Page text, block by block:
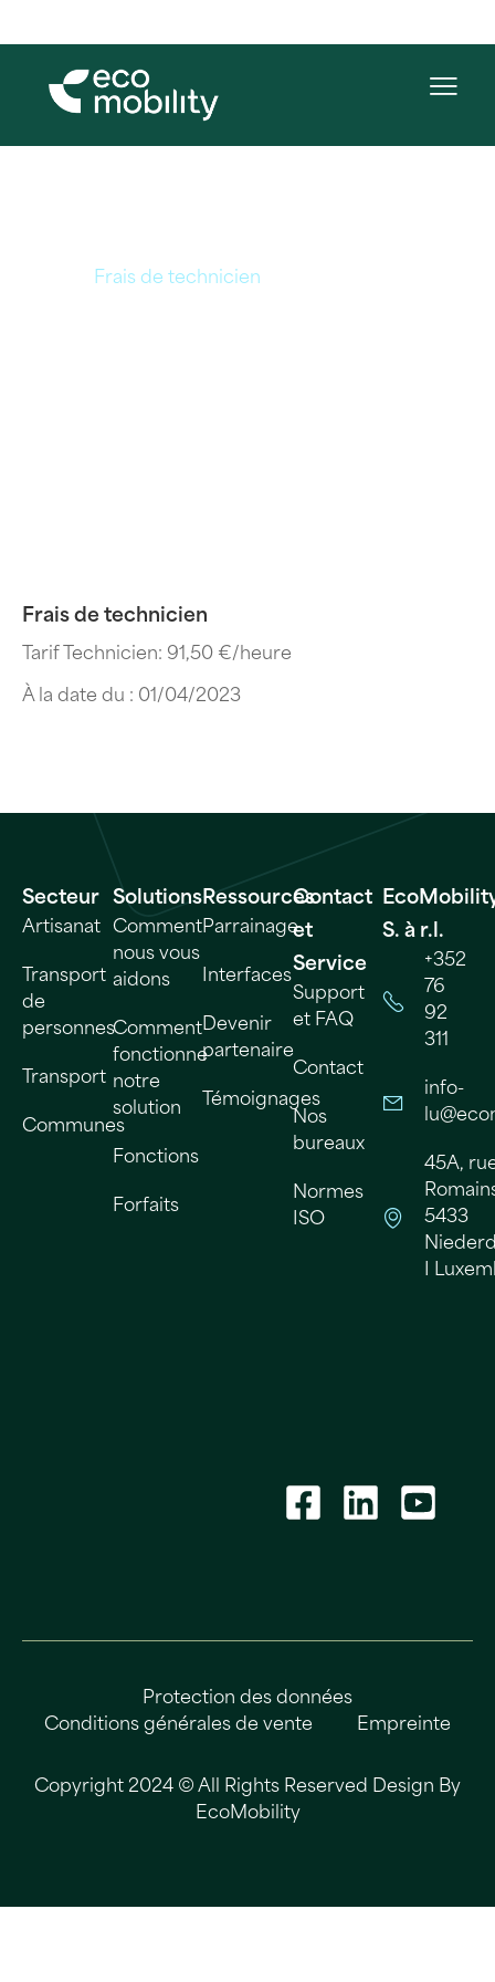
Frais de technicien
Frais de technicien
Tarif Technicien: 91,50 €/heure
À la date du : 01/04/2023
Secteur
Artisanat
Transport
de
personnes
Transport
Communes
Solutions
Comment
nous vous
aidons
Comment
fonctionne
notre
solution
Fonctions
Forfaits
Ressources
Parrainage
Interfaces
Devenir
partenaire
Témoignages
Contact
et
Service
Support
et FAQ
Contact
Nos
bureaux
Normes
ISO
S. à r.l.
+352
76
92
311
info-
45A,
5433
I
Copyright 2024 © All Rights Reserved Design By
EcoMobility
Protection des données
Conditions générales de vente
Empreinte